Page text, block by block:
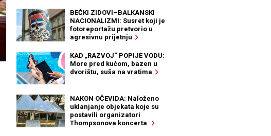
BEČKI ZIDOVI–BALKANSKI
NACIONALIZMI: Susret koji je
fotoreportažu pretvorio u
agresivnu prijetnju
KAD „RAZVOJ“ POPIJE VODU:
More pred kućom, bazen u
dvorištu, suša na vratima
NAKON OČEVIDA: Naloženo
uklanjanje objekata koje su
postavili organizatori
Thompsonova koncerta